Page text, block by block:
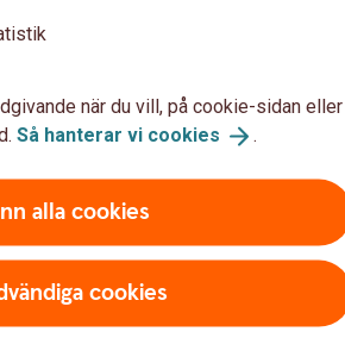
ni ett smidigare
när du vill, på cookie-sidan eller
Så hanterar vi cookies .
alla cookies
cookies